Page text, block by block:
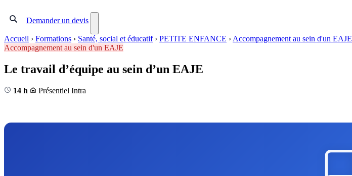
Demander un devis
Accueil › Formations › Santé, social et éducatif › PETITE ENFANCE › Accompagnement au sein d'un EAJE
Accompagnement au sein d'un EAJE
Le travail d’équipe au sein d’un EAJE
14 h Présentiel Intra